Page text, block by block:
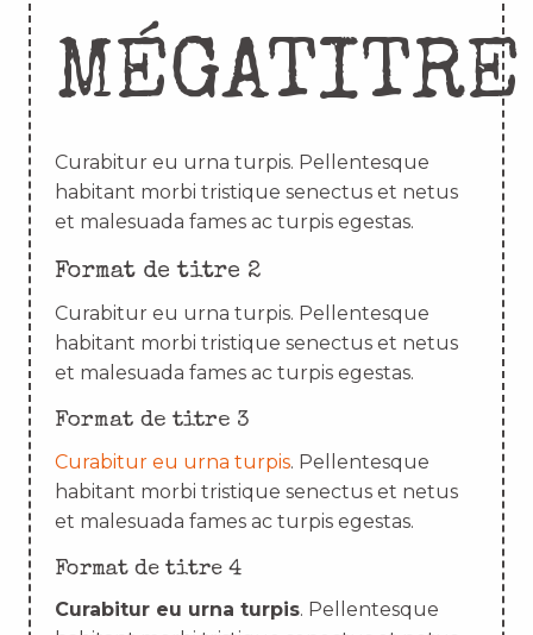
MÉGATITRE
Curabitur eu urna turpis. Pellentesque
habitant morbi tristique senectus et netus
et malesuada fames ac turpis egestas.
Format de titre 2
Curabitur eu urna turpis. Pellentesque
habitant morbi tristique senectus et netus
et malesuada fames ac turpis egestas.
Format de titre 3
Curabitur eu urna turpis. Pellentesque
habitant morbi tristique senectus et netus
et malesuada fames ac turpis egestas.
Format de titre 4
Curabitur eu urna turpis. Pellentesque